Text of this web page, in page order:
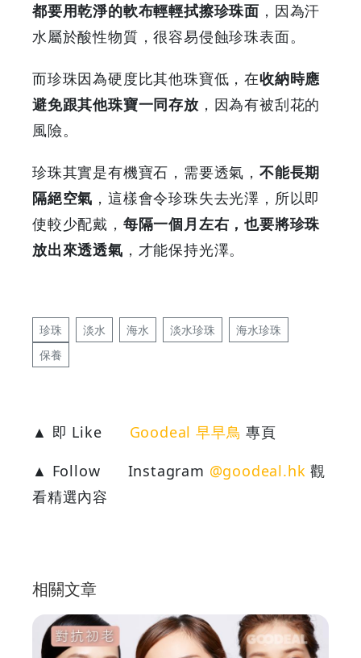
都要用乾淨的軟布輕輕拭擦珍珠面 ，因為汗
水屬於酸性物質，很容易侵蝕珍珠表面。
而珍珠因為硬度比其他珠寶低，在收納時應
避免跟其他珠寶一同存放 ，因為有被刮花的
風險。
珍珠其實是有機寶石，需要透氣， 不能長期
隔絕空氣 ，這樣會令珍珠失去光澤，所以即
使較少配戴， 每隔一個月左右，也要將珍珠
放出來透透氣 ，才能保持光澤。
珍珠 淡水 海水 淡水珍珠
海水珍珠
保養
▲ 即 Like Goodeal 早早鳥 專頁
▲ Follow
Instagram @goodeal.hk 觀
看精選內容
相關文章